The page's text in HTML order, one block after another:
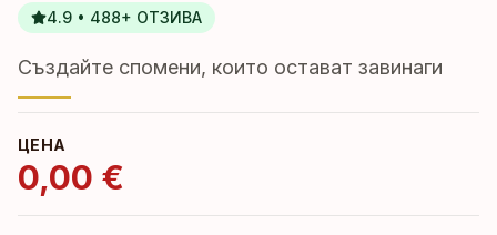
4.9 • 488+ ОТЗИВА
Създайте спомени, които остават завинаги
ЦЕНА
0,00 €